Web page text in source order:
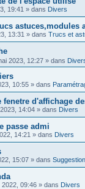
19:41 » dans Divers
astuces,modules
13:31 » dans Trucs et
2023, 12:27 » dans
10:55 » dans
d'affichage
14:04 » dans Divers
passe admi
14:21 » dans Divers
15:07 » dans
2022, 09:46 » dans Divers